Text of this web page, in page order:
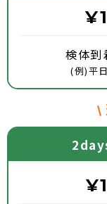
検体到
(例)平